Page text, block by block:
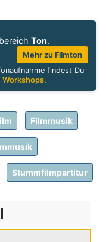
Ton.
Mehr zu Filmton
findest Du
Workshops.
Filmmusik
Stummfilmpartitur